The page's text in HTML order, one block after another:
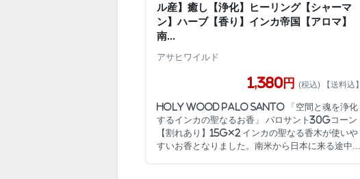
ル産】癒し【浄化】ヒーリング【シャーマ
ン】ハーブ【香り】インカ帝国【アロマ】
南...
アサヒワイルド
1,380円 (税込) 【送料込】
Holy wood Palo Santo 「空間と魂を浄化
するインカの聖なるお香」 パロサント30gコーン
【割れあり】15g×2 インカの聖なる香木が使いや
すいお香となりました。南米から日本に来る途中...